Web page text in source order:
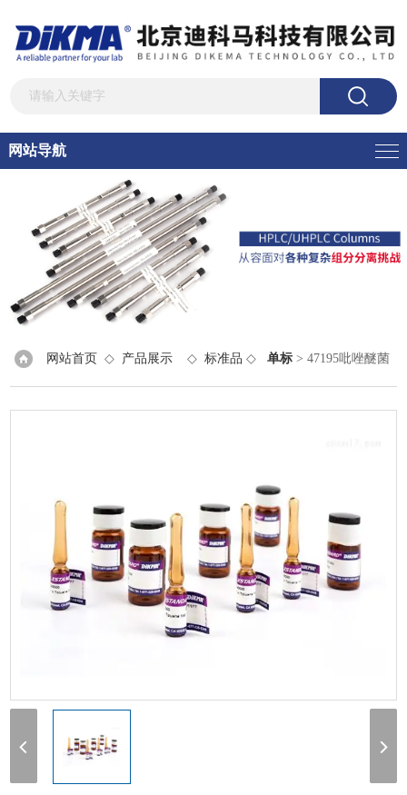
网站导航
网站首页 ◇ 产品展示 ◇标准品 ◇单标 > 47195吡唑醚菌
酯[175013-18-0] Pyraclostrobin 1000μg/mL溶于丙酮